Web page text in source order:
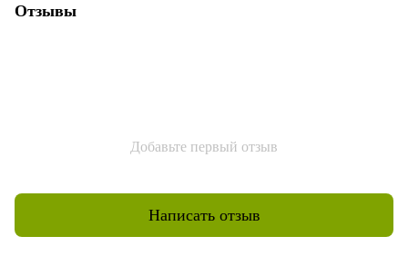
Отзывы
Добавьте первый отзыв
Написать отзыв